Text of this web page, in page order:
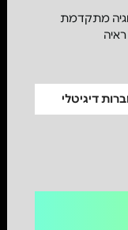
מתקדמת
דיגיטלי